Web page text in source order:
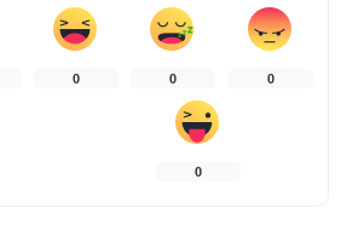
0 0 0
0